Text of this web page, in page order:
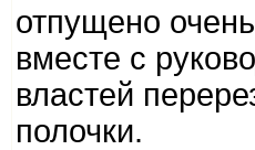
отпущено
вместе с
властей
полочки.